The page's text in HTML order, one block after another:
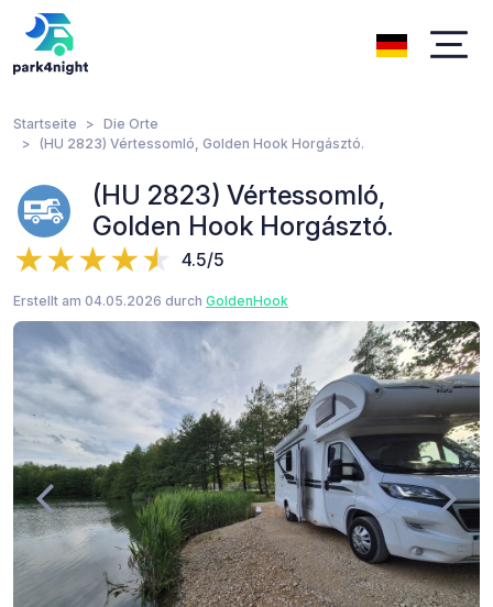
Startseite
Die Orte
(HU 2823) Vértessomló, Golden Hook Horgásztó.
(HU 2823) Vértessomló,
Golden Hook Horgásztó.
4.5/5
Erstellt am 04.05.2026 durch GoldenHook